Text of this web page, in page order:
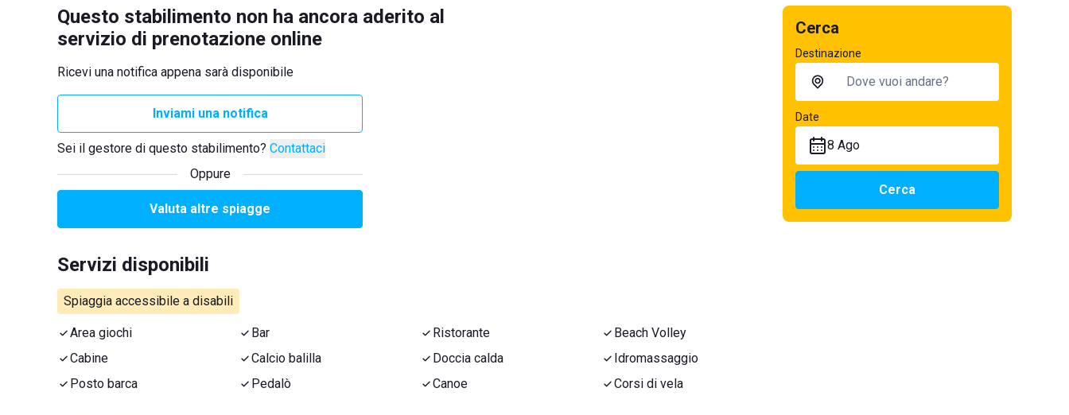
Questo stabilimento non ha ancora aderito al
servizio di prenotazione online
Ricevi una notifica appena sarà disponibile
Inviami una notifica
Sei il gestore di questo stabilimento? Contattaci
Oppure
Valuta altre spiagge
Servizi disponibili
Spiaggia accessibile a disabili
Area giochi Bar Ristorante
Beach Volley
Cabine
Calcio balilla Doccia calda
Idromassaggio
Posto barca
Pedalò Canoe Corsi di vela
Cerca
Destinazione
Date
8 Ago
Cerca